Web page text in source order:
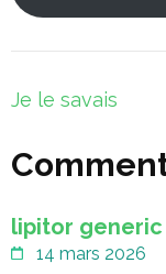
Navigation
l’article
Je le savais
lipitor generic
14 mars 2026